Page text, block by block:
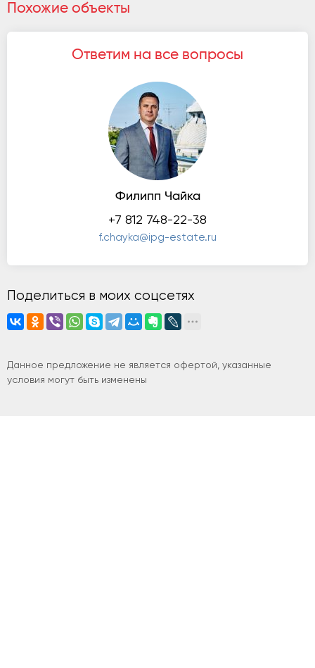
Похожие объекты
Ответим на все вопросы
Филипп Чайка
+7 812 748-22-38
f.chayka@ipg-estate.ru
Поделиться в моих соцсетях
Данное предложение не является офертой, указанные
условия могут быть изменены